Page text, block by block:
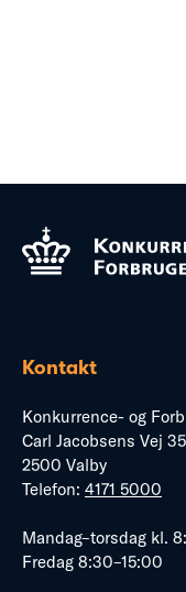
Kontakt
Konkurrence- og
Carl Jacobsens Vej 35
2500 Valby
Telefon: 4171 5000
Mandag–torsdag kl.
Fredag 8:30–15:00